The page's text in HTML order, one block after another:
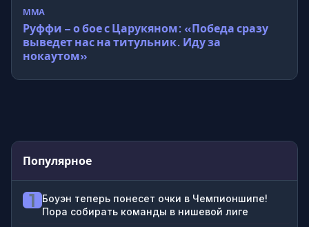
MMA
Руффи – о бое с Царукяном: «Победа сразу
выведет нас на титульник. Иду за
нокаутом»
Популярное
1
Боуэн теперь понесет очки в Чемпионшипе!
Пора собирать команды в нишевой лиге